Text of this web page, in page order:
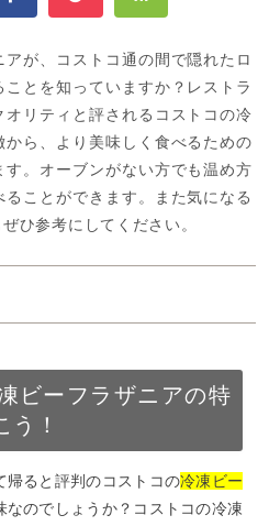
が、コストコ通の間で隠れたロ
とを知っていますか？レストラ
リティと評されるコストコの冷
ら、より美味しく食べるための
。オーブンがない方でも温め方
ことができます。また気になる
ひ参考にしてください。
ザニアの特徴から見ていこう！
ザニアの焼き方！
ザニアの保存方法とは？
ザニアを食べてみよう！
ビーフラザニアの特
う！
帰ると評判のコストコの冷凍ビー
なのでしょうか？コストコの冷凍